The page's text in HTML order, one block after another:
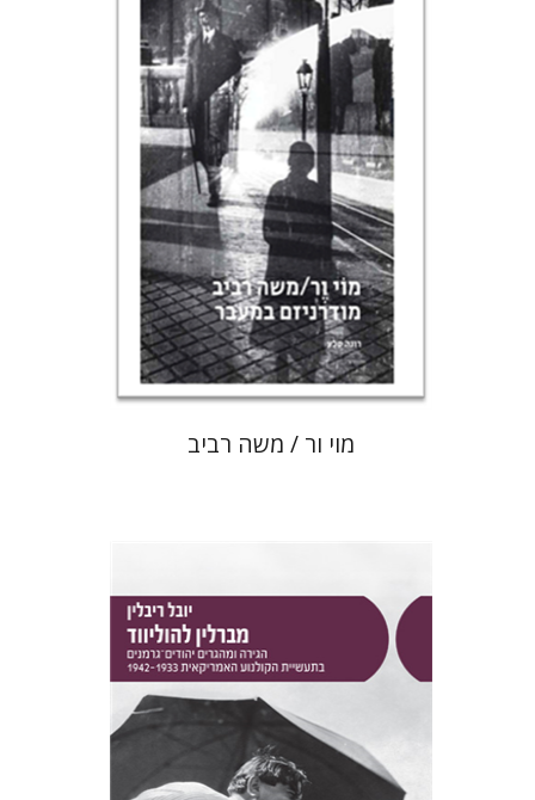
הנחת אתר ספר מודפס
$89
$80
מוי ור / משה רביב
יובל ריבלין